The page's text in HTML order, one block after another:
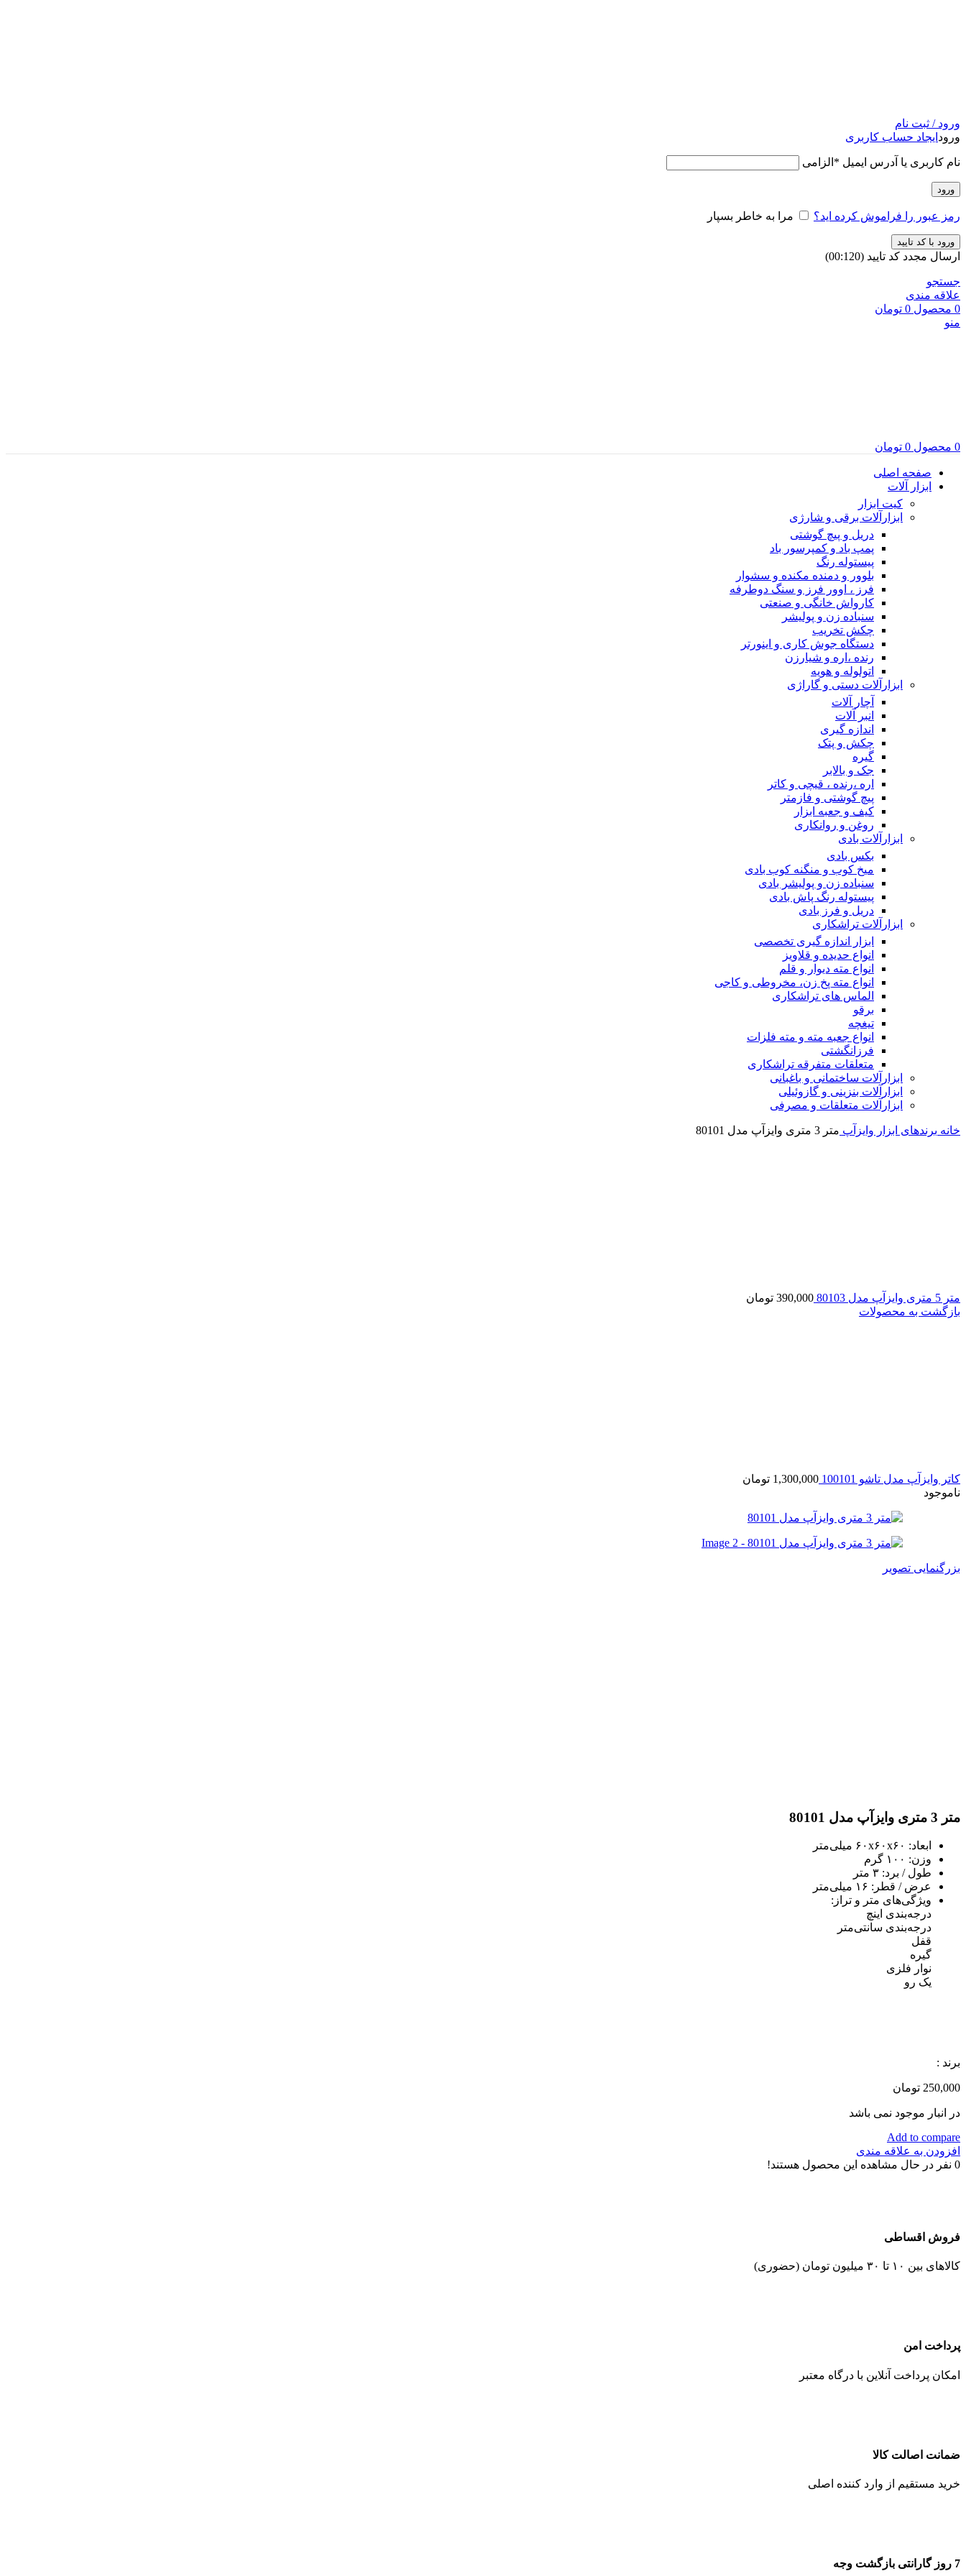
ورود / ثبت نام
ورود ایجاد حساب کاربری
نام کاربری یا آدرس ایمیل * الزامی
ورود
رمز عبور را فراموش کرده اید؟ مرا به خاطر بسپار
ورود با کد تایید
ارسال مجدد کد تایید (00:
120
)
جستجو
علاقه مندی
0 محصول 0 تومان
منو
0 محصول 0 تومان
صفحه اصلی
ابزار آلات
کیت ابزار
ابزارآلات برقی و شارژی
دریل و پیچ گوشتی
پمپ باد و کمپرسور باد
پیستوله رنگ
بلوور و دمنده مکنده و سشوار
فرز ، اوور فرز و سنگ دوطرفه
کارواش خانگی و صنعتی
سنباده زن و پولیشر
چکش تخریب
دستگاه جوش کاری و اینورتر
رنده ،اره و شیارزن
اتولوله و هویه
ابزارآلات دستی و گاراژی
آچار آلات
انبر آلات
اندازه گیری
چکش و پتک
گیره
جک و بالابر
اره ،رنده ، قیچی و کاتر
پیچ گوشتی و فازمتر
کیف و جعبه ابزار
روغن و روانکاری
ابزارآلات بادی
بکس بادی
میخ کوب و منگنه کوب بادی
سنباده زن و پولیشر بادی
پیستوله رنگ پاش بادی
دریل و فرز بادی
ابزارآلات تراشکاری
ابزار اندازه گیری تخصصی
انواع حدیده و قلاویز
انواع مته دیوار و قلم
انواع مته پخ زن، مخروطی و کاجی
الماس های تراشکاری
برقو
تیغچه
انواع جعبه مته و مته فلزات
فرزانگشتی
متعلقات متفرقه تراشکاری
ابزارآلات ساختمانی و باغبانی
ابزارآلات بنزینی و گازوئیلی
ابزارآلات متعلقات و مصرفی
خانه برندهای ابزار وایزآپ متر 3 متری وایزآپ مدل 80101
متر 5 متری وایزآپ مدل 80103 390,000 تومان
بازگشت به محصولات
کاتر وایزآپ مدل تاشو 100101 1,300,000 تومان
ناموجود
بزرگنمایی تصویر
متر 3 متری وایزآپ مدل 80101
ابعاد: ۶۰x۶۰x۶۰ میلی‌متر
وزن: ۱۰۰ گرم
طول / برد: ۳ متر
عرض / قطر: ۱۶ میلی‌متر
ویژگی‌های متر و تراز:
درجه‌بندی اینچ
درجه‌بندی سانتی‌متر
قفل
گیره
نوار فلزی
یک رو
برند :
250,000 تومان
در انبار موجود نمی باشد
Add to compare
افزودن به علاقه مندی
0 نفر در حال مشاهده این محصول هستند!
فروش اقساطی
کالاهای بین ۱۰ تا ۳۰ میلیون تومان (حضوری)
پرداخت امن
امکان پرداخت آنلاین با درگاه معتبر
ضمانت اصالت کالا
خرید مستقیم از وارد کننده اصلی
7 روز گارانتی بازگشت وجه